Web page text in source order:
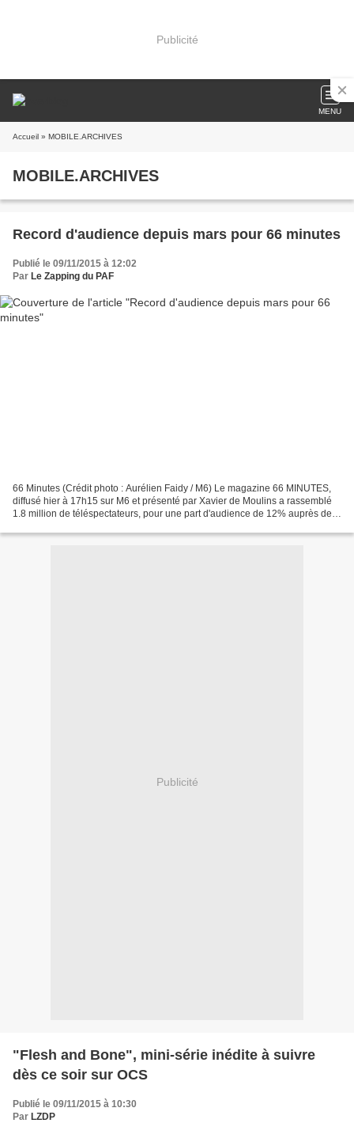
Publicité
MENU
Accueil » MOBILE.ARCHIVES
MOBILE.ARCHIVES
Record d'audience depuis mars pour 66 minutes
Publié le 09/11/2015 à 12:02
Par Le Zapping du PAF
66 Minutes (Crédit photo : Aurélien Faidy / M6) Le magazine 66 MINUTES,
diffusé hier à 17h15 sur M6 et présenté par Xavier de Moulins a rassemblé
1.8 million de téléspectateurs, pour une part d'audience de 12% auprès de
Publicité
"Flesh and Bone", mini-série inédite à suivre
dès ce soir sur OCS
Publié le 09/11/2015 à 10:30
Par LZDP